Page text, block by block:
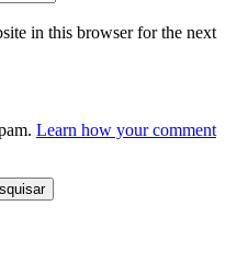
in this browser for the next
Learn how your comment